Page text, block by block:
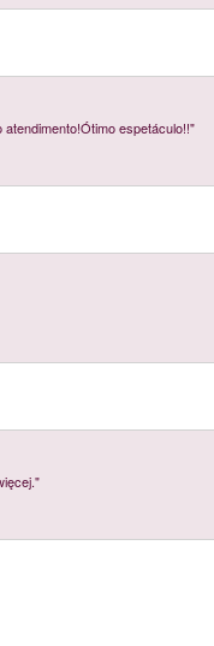
espetáculo!!"